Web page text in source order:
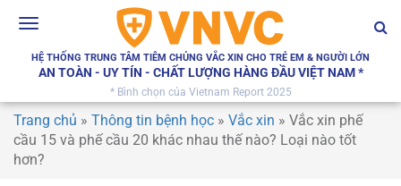
Toggle
HỆ THỐNG TRUNG TÂM TIÊM CHỦNG VẮC XIN CHO TRẺ EM & NGƯỜI LỚN
AN TOÀN - UY TÍN - CHẤT LƯỢNG HÀNG ĐẦU VIỆT NAM *
* Bình chọn của Vietnam Report 2025
Trang chủ » Thông tin bệnh học » Vắc xin » Vắc xin phế
cầu 15 và phế cầu 20 khác nhau thế nào? Loại nào tốt
hơn?